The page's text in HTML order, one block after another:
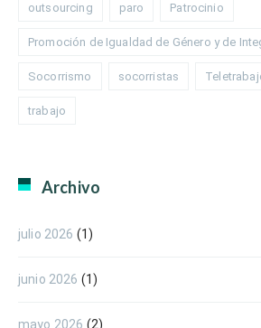
outsourcing paro Patrocinio
Promoción de Igualdad de Género y de
Socorrismo socorristas
trabajo
Archivo
julio 2026 (1)
junio 2026 (1)
mayo 2026 (2)